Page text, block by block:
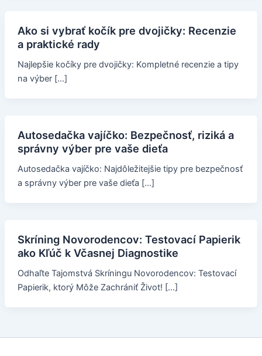
Ako si vybrať kočík pre dvojičky: Recenzie
a praktické rady
Najlepšie kočíky pre dvojičky: Kompletné recenzie a tipy
na výber […]
Autosedačka vajíčko: Bezpečnosť, riziká a
správny výber pre vaše dieťa
Autosedačka vajíčko: Najdôležitejšie tipy pre bezpečnosť
a správny výber pre vaše dieťa […]
Skríning Novorodencov: Testovací Papierik
ako Kľúč k Včasnej Diagnostike
Odhaľte Tajomstvá Skríningu Novorodencov: Testovací
Papierik, ktorý Môže Zachrániť Život! […]